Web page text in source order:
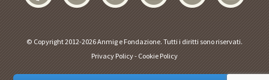
© Copyright 2012-2026 Anmig e Fondazione. Tutti i diritti sono riservati.
Privacy Policy- Cookie Policy